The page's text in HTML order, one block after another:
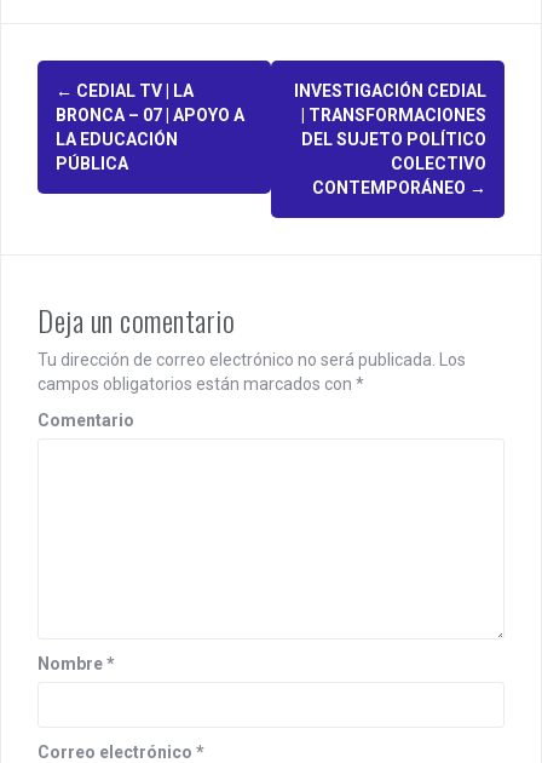
s
a
v
i
g
n
← CEDIAL TV | LA
BRONCA – 07 | APOYO A
LA EDUCACIÓN
PÚBLICA
INVESTIGACIÓN CEDIAL
| TRANSFORMACIONES
DEL SUJETO POLÍTICO
COLECTIVO
CONTEMPORÁNEO →
Deja un comentario
Tu dirección de correo electrónico no será publicada. Los
campos obligatorios están marcados con *
Comentario
Nombre*
Correo electrónico *